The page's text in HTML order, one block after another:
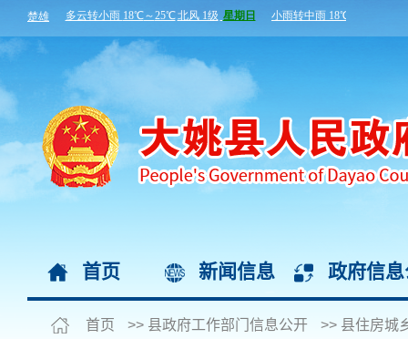
首页 新闻信息 政府信
首页 >> 县政府工作部门信息公开 >> 县住房城